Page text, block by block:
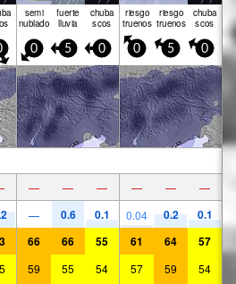
semi
nublado
fuerte
lluvia
chuba
scos
riesgo
truenos
riesgo
truenos
chuba
scos
0 5 0 0 5 0
— — — — — —
— 0.6 0.1 0.04 0.2 0.1
66 66 55 61 64 57
59 55 54 57 59 54